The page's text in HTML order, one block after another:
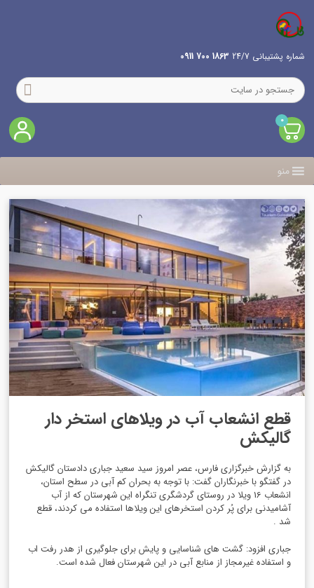
شماره پشتیبانی 24/7 1863 700 0911
0
منو
قطع انشعاب آب در ویلاهای استخر دار
گالیکش
به گزارش خبرگزاری فارس، عصر امروز سید سعید جباری دادستان گالیکش
در گفتگو با خبرنگاران گفت: با توجه به بحران کم آبی در سطح استان،
انشعاب 16 ویلا در روستای گردشگری تنگراه این شهرستان که از آب
آشامیدنی برای پُر کردن استخرهای این ویلاها استفاده می کردند، قطع
شد .
جباری افزود: گشت های شناسایی و پایش برای جلوگیری از هدر رفت اب
و استفاده غیرمجاز از منابع آبی در این شهرستان فعال شده است.